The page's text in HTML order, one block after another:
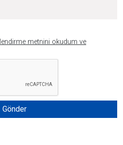
metnini okudum ve
Gönder